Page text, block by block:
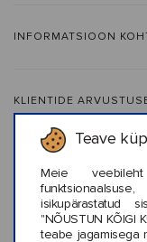
Teave
Meie
isikupärastatud
"NÕUSTUN KÕIGI
teabe jagamisega
INFORMATSIOON
KLIENTIDE
Sarnased